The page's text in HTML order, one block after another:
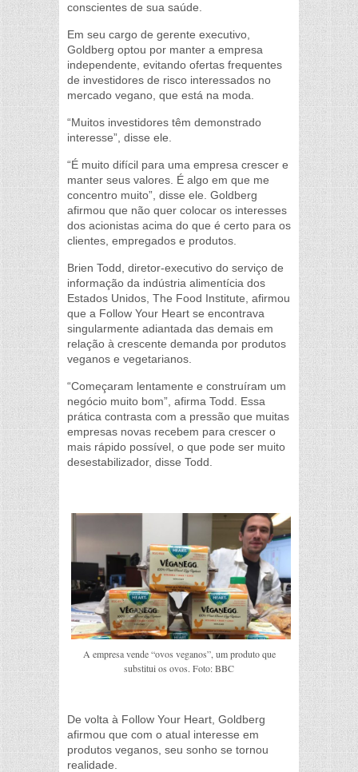
conscientes de sua saúde.
Em seu cargo de gerente executivo,
Goldberg optou por manter a empresa
independente, evitando ofertas frequentes
de investidores de risco interessados no
mercado vegano, que está na moda.
“Muitos investidores têm demonstrado
interesse”, disse ele.
“É muito difícil para uma empresa crescer e
manter seus valores. É algo em que me
concentro muito”, disse ele. Goldberg
afirmou que não quer colocar os interesses
dos acionistas acima do que é certo para os
clientes, empregados e produtos.
Brien Todd, diretor-executivo do serviço de
informação da indústria alimentícia dos
Estados Unidos, The Food Institute, afirmou
que a Follow Your Heart se encontrava
singularmente adiantada das demais em
relação à crescente demanda por produtos
veganos e vegetarianos.
“Começaram lentamente e construíram um
negócio muito bom”, afirma Todd. Essa
prática contrasta com a pressão que muitas
empresas novas recebem para crescer o
mais rápido possível, o que pode ser muito
desestabilizador, disse Todd.
A empresa vende “ovos veganos”, um produto que
substitui os ovos. Foto: BBC
De volta à Follow Your Heart, Goldberg
afirmou que com o atual interesse em
produtos veganos, seu sonho se tornou
realidade.